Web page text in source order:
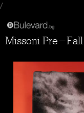
/
Missoni Pre-